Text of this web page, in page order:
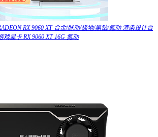
RX 9060 XT 合金/脉动/极地/黑钻/氮动 渲染设计台
显卡 RX 9060 XT 16G 氮动